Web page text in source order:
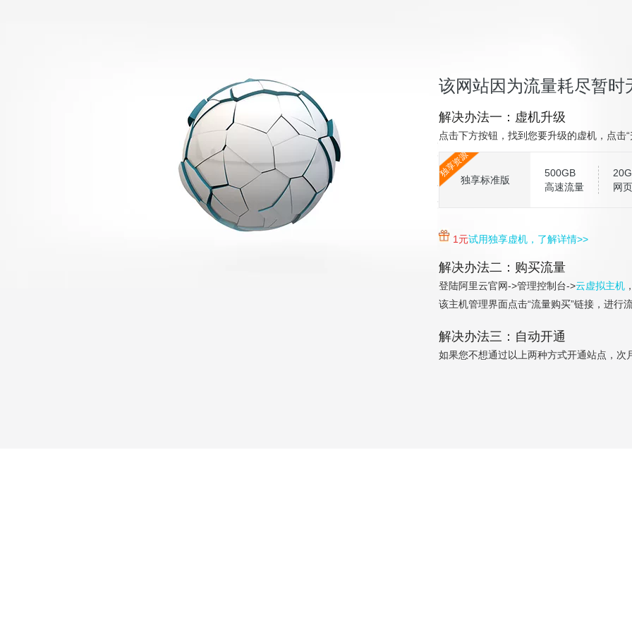
该网站因为流量耗尽暂时
解决办法一：虚机升级
点击下方按钮，找到您要升级的虚机，点击
独享资源
独享标准版
500GB
高速流量
网
1元试用独享虚机，了解详情>>
解决办法二：购买流量
登陆阿里云官网->管理控制台->云虚拟主机
该主机管理界面点击“流量购买”链接，进行
解决办法三：自动开通
如果您不想通过以上两种方式开通站点，次